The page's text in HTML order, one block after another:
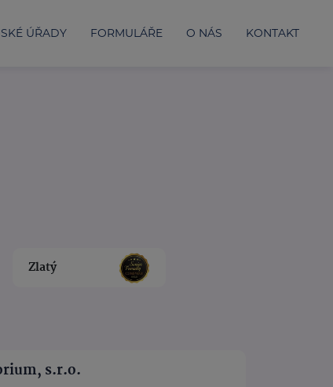
ÚŘADY FORMULÁŘE O NÁS KONTAKT
Zlatý
s.r.o.